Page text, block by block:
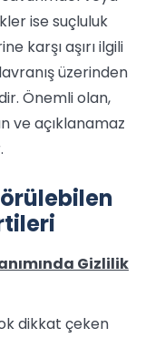
ise suçluluk
karşı aşırı ilgili
üzerinden
Önemli olan,
ve açıklanamaz
Gizlilik
dikkat çeken